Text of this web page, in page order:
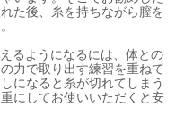
た後、糸を持ちながら膣を
るようになるには、体との
力で取り出す練習を重ねて
になると糸が切れてしまう
にしてお使いいただくと安